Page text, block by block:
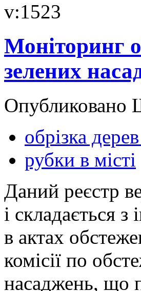
v:1523
Моніторинг
зелених
Опубликовано
обрізка
рубки в місті
Даний реєстр
і складається
в актах
комісії по
насаджень, що